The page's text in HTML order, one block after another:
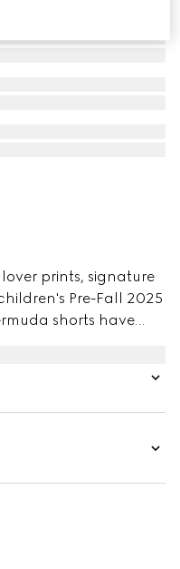
prints, signature
Pre-Fall 2025
shorts have